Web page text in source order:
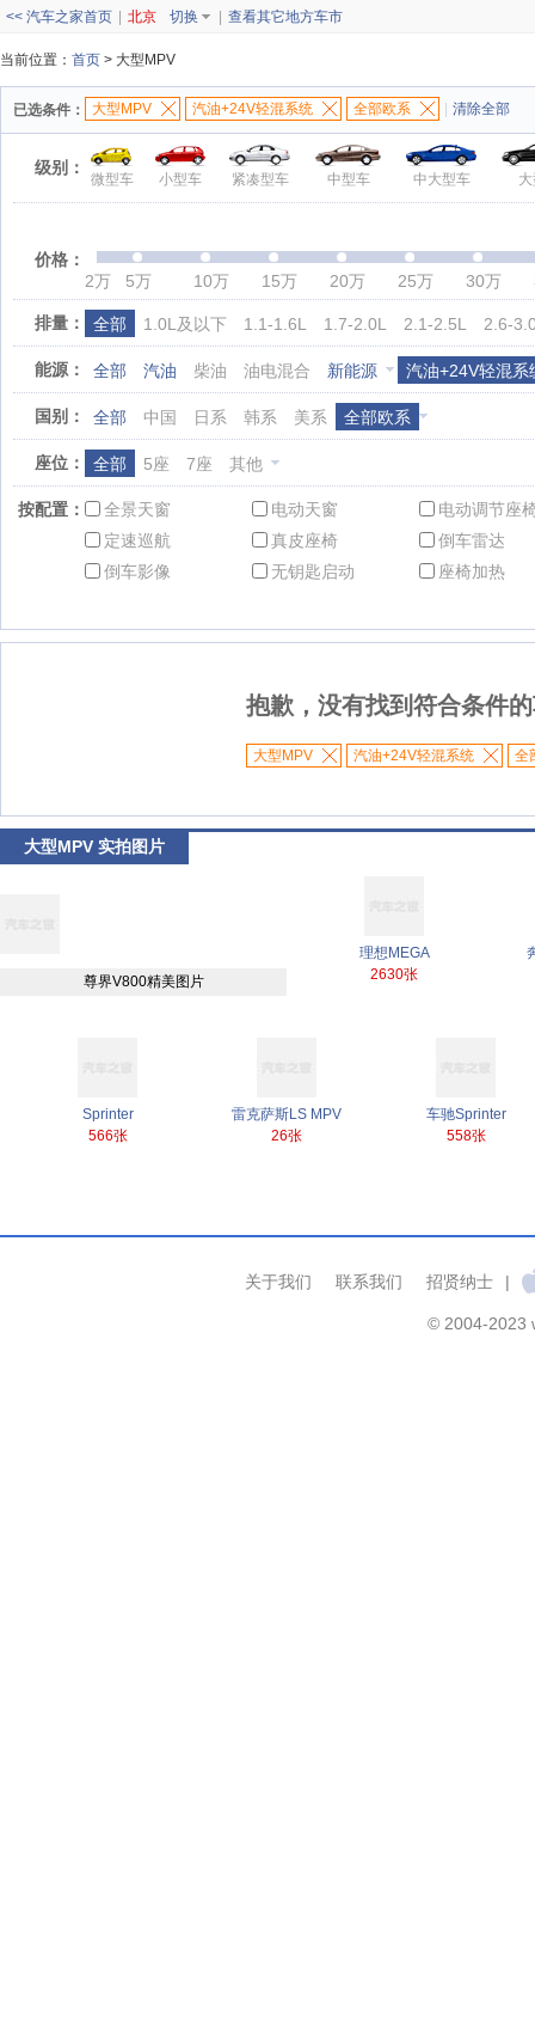
<< 汽车之家首页 北京 切换 查看其它地方车市
当前位置： 首页 > 大型MPV
已选条件： 大型MPV 汽油+24V轻混系统 全部欧系 清除全部
级别：
微型车 小型车 紧凑型车 中型车 中大型车
价格：
2万
5万 10万 15万 20万 25万 30万
排量： 全部 1.0L及以下 1.1-1.6L 1.7-2.0L 2.1-2.5L 2.6-
能源： 全部 汽油 柴油 油电混合 新能源 汽油+24V轻混系
国别： 全部 中国 日系 韩系 美系 全部欧系
座位： 全部 5座 7座 其他
按配置： 全景天窗 电动天窗
电动调节座
定速巡航
真皮座椅
倒车雷达
倒车影像
无钥匙启动 座椅加热
抱歉，没有找到符合条件
大型MPV 汽油+24V轻混系统 全
大型MPV 实拍图片
尊界V800精美图片
理想MEGA
2630张
Sprinter
566张
雷克萨斯LS MPV
26张
车驰Sprinter
558张
关于我们 联系我们 招贤纳士 |
© 2004-2023